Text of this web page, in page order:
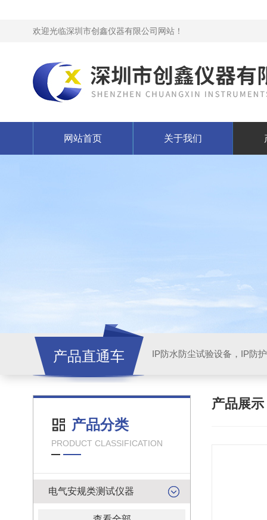
欢迎光临深圳市创鑫仪器有限公司网站！
网站首页 关于我们
产品直通车
产品分类
PRODUCT CLASSIFICATION
电气安规类测试仪器
产品展示